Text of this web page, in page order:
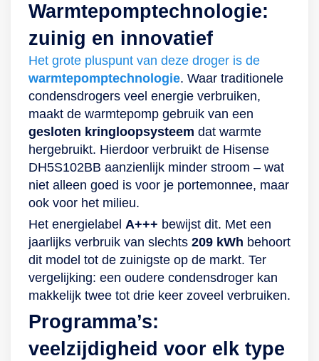
wat energie en
van het textiel
bespaart.
kleding de
kleur behoudt.
vervolgens
wat energie en
onnodig husselen
van het textiel
bespaart.
zonder vervelende
gemoedsrust Body:
Niet alleen de
warmtepomptechnologie
draagt bij aan de
zuinigheid van dit
apparaat. Ook de
innovatieve
ProSmart-
invertermotor helpt
een handje. Dankzij
het koolborstelloze
design gaat de
motor veel langer
mee, verbruikt hij
minder energie en is
hij bovendien zeer
stil in gebruik. Je zet
de droger dus gerust
een extra schoon
Hygiene+ dat het
overgrote deel van
de bacteriën doodt.
Komt er haast bij
kijken? Dan biedt
Xpress Super Short
14 min uitkomst. En
heeft je kleding
alleen een
opfrisbeurt nodig in
plaats van een
uitgebreide was- en
droogcyclus? Dan
kies je Verluchten.
Slim design Je wilt
natuurlijk niet dat je
kleding beschadigd
raakt in de droger.
Warmtepomptechnologie:
zuinig en innovatief
Het grote pluspunt van deze droger is de
warmtepomptechnologie. Waar traditionele
condensdrogers veel energie verbruiken,
maakt de warmtepomp gebruik van een
gesloten kringloopsysteem dat warmte
hergebruikt. Hierdoor verbruikt de Hisense
DH5S102BB aanzienlijk minder stroom – wat
niet alleen goed is voor je portemonnee, maar
ook voor het milieu.
Het energielabel A+++ bewijst dit. Met een
jaarlijks verbruik van slechts 209 kWh behoort
dit model tot de zuinigste op de markt. Ter
vergelijking: een oudere condensdroger kan
makkelijk twee tot drie keer zoveel verbruiken.
Programma’s:
veelzijdigheid voor elk type